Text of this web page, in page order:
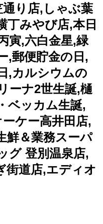
り店,しゃぶ葉
丁みやび店,本日
寅,六白金星,緑
,郵便貯金の日,
,カルシウムの
ーナ2世生誕,樋
ベッカム生誕,
ケー高井田店,
鮮＆業務スーパ
グ 登別温泉店,
街道店,エディオ